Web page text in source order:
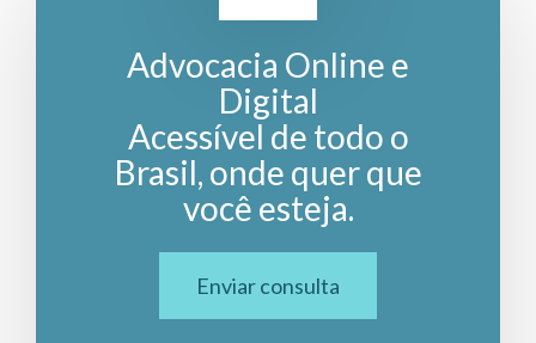
Advocacia Online e
Digital
Acessível de todo o
Brasil, onde quer que
você esteja.
Enviar consulta